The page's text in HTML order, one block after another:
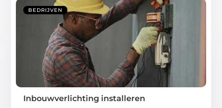
BEDRIJVEN
Inbouwverlichting installeren